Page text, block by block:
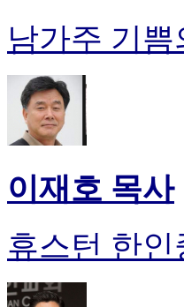
남가주 기쁨
이재호 목사
휴스턴 한인